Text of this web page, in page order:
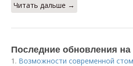
Читать дальше →
Последние обновления на
1. Возможности современной